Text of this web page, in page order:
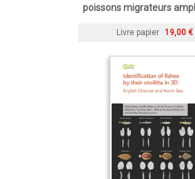
poissons migrateurs
Livre papier 19,00 €